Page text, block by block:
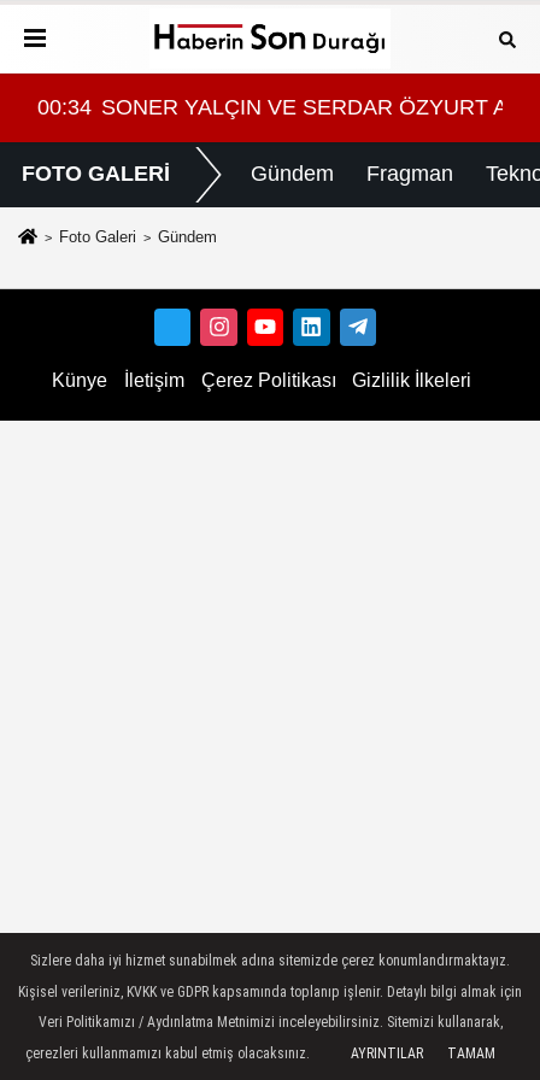
MI?
geldi
00:34 SONER YALÇIN VE SERDAR ÖZYURT
FOTO GALERİ Gündem Fragman
Foto Galeri Gündem
Künye İletişim Çerez Politikası Gizlilik İlkeleri
Sizlere daha iyi hizmet sunabilmek adına sitemizde çerez konumlandırmaktayız.
Kişisel verileriniz, KVKK ve GDPR kapsamında toplanıp işlenir. Detaylı bilgi almak için
Veri Politikamızı / Aydınlatma Metnimizi inceleyebilirsiniz. Sitemizi kullanarak,
çerezleri kullanmamızı kabul etmiş olacaksınız.
AYRINTILAR TAMAM